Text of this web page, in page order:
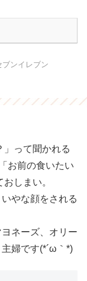
ブンイレブン
」って聞かれる
お前の食いたい
しまい。
やな顔をされる
ネーズ、オリー
婦です(*´ω｀*)